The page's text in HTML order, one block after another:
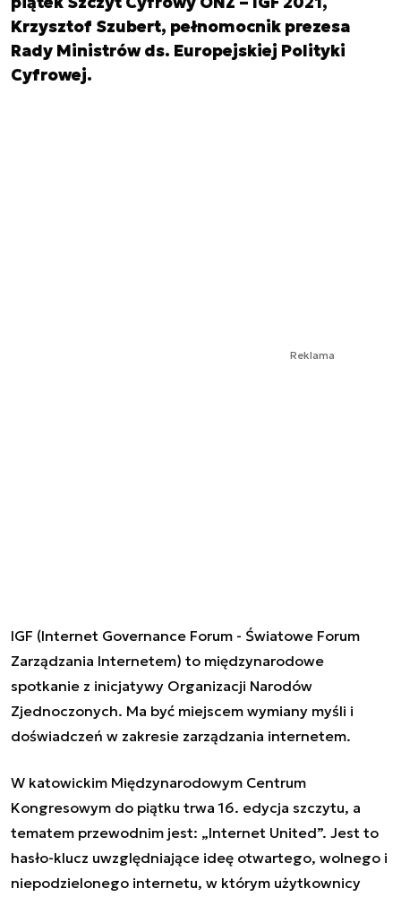
Krzysztof Szubert, pełnomocnik prezesa
Rady Ministrów ds. Europejskiej Polityki
Cyfrowej.
Reklama
IGF (Internet Governance Forum - Światowe Forum
Zarządzania Internetem) to międzynarodowe
spotkanie z inicjatywy Organizacji Narodów
Zjednoczonych. Ma być miejscem wymiany myśli i
doświadczeń w zakresie zarządzania internetem.
W katowickim Międzynarodowym Centrum
Kongresowym do piątku trwa 16. edycja szczytu, a
tematem przewodnim jest: „Internet United”. Jest to
hasło-klucz uwzględniające ideę otwartego, wolnego i
niepodzielonego internetu, w którym użytkownicy